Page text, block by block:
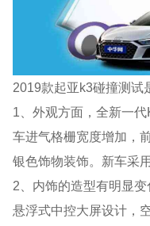
2019款起亚k3碰撞测试
1、外观方面，全新一
车进气格栅宽度增加，
银色饰物装饰。新车采
2、内饰的造型有明显变
悬浮式中控大屏设计，